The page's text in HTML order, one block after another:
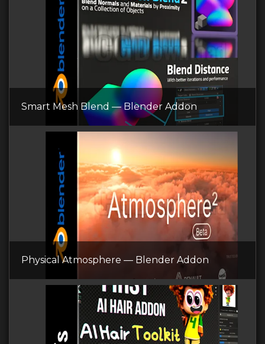
Smart Mesh Blend — Blender Addon
Physical Atmosphere — Blender Addon